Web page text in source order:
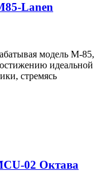
Lanen
модель M-85,
идеальной
стремясь
02 Октава